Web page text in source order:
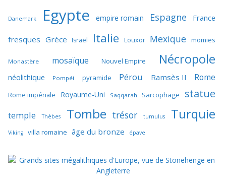
Danemark Egypte empire romain Espagne France
fresques Grèce Israël Italie Louxor Mexique momies
Monastère mosaïque Nouvel Empire Nécropole
néolithique Pompéi pyramide Pérou Ramsès II Rome
Rome impériale Royaume-Uni Saqqarah Sarcophage statue
temple Thèbes Tombe trésor tumulus Turquie
Viking villa romaine âge du bronze épave